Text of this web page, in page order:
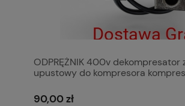
ODPRĘŻNIK 400v dekompresator
upustowy do kompresora
90,00 zł